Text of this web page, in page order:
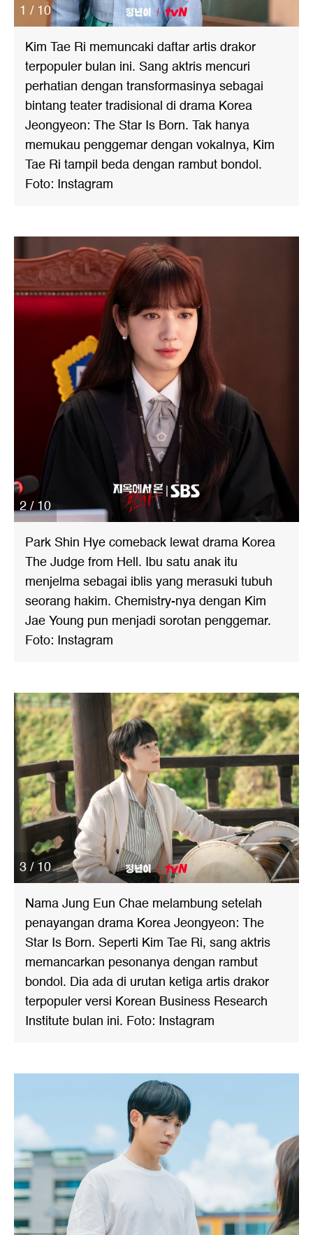
1 / 10
Kim Tae Ri memuncaki daftar artis drakor
terpopuler bulan ini. Sang aktris mencuri
perhatian dengan transformasinya sebagai
bintang teater tradisional di drama Korea
Jeongyeon: The Star Is Born. Tak hanya
memukau penggemar dengan vokalnya, Kim
Tae Ri tampil beda dengan rambut bondol.
Foto: Instagram
2 / 10
Park Shin Hye comeback lewat drama Korea
The Judge from Hell. Ibu satu anak itu
menjelma sebagai iblis yang merasuki tubuh
seorang hakim. Chemistry-nya dengan Kim
Jae Young pun menjadi sorotan penggemar.
Foto: Instagram
3 / 10
Nama Jung Eun Chae melambung setelah
penayangan drama Korea Jeongyeon: The
Star Is Born. Seperti Kim Tae Ri, sang aktris
memancarkan pesonanya dengan rambut
bondol. Dia ada di urutan ketiga artis drakor
terpopuler versi Korean Business Research
Institute bulan ini. Foto: Instagram